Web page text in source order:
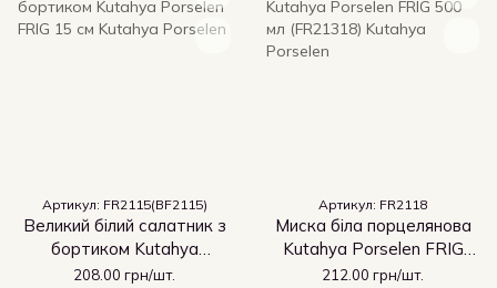
Артикул: FR2115(BF2115)
Великий білий салатник з
бортиком Kutahya
Porselen FRIG 15 см
208.00 грн/шт.
Артикул: FR2118
Миска біла порцелянова
Kutahya Porselen FRIG
500 мл (FR21318)
212.00 грн/шт.